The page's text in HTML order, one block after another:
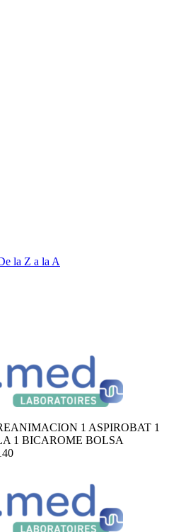
la Z a la A
1 ASPIROBAT 1
1 BICAROME BOLSA